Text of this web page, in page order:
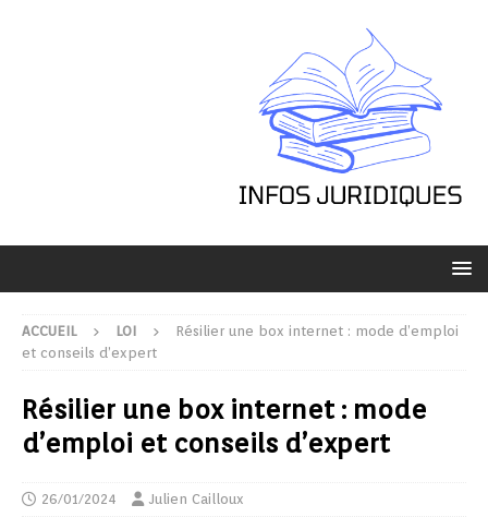
ACCUEIL LOI
Résilier une box internet : mode d’emploi
et conseils d’expert
Résilier une box internet : mode
d’emploi et conseils d’expert
26/01/2024 Julien Cailloux